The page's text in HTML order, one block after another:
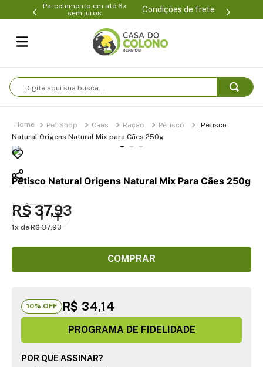
Parcelamento em até 6x
sem juros
Condições de frete
Digite aqui sua busca...
Pet Shop Cães Ração Petisco
Petisco
Natural Origens Natural Mix para Cães 250g
Petisco Natural Origens Natural Mix Para Cães 250g
R$37,93
1 R$ 37,93
COMPRAR
10% OFF R$ 34,14
PROGRAMA DE FIDELIDADE
POR QUE ASSINAR?